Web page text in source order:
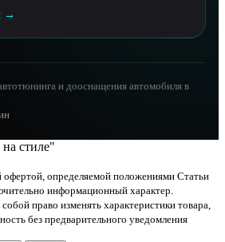
→
и дооснащения автомобиля в
стиле"
офертой, определяемой положениями Статьи
информационный характер.
право изменять характеристики товара,
без предварительного уведомления